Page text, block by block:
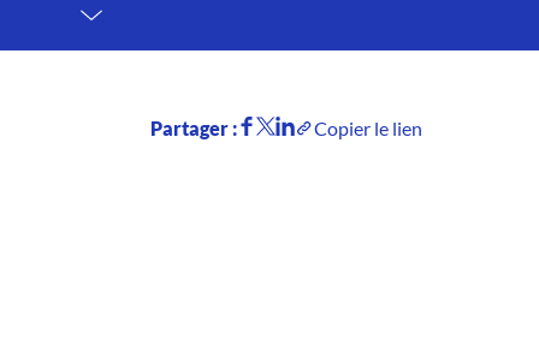
Partager : Copier le lien